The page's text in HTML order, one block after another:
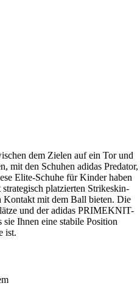
dem Zielen auf ein Tor und
mit den Schuhen adidas Predator,
Elite-Schuhe für Kinder haben
platzierten Strikeskin-
Kontakt mit dem Ball bieten. Die
und der adidas PRIMEKNIT-
sie Ihnen eine stabile Position
ist.